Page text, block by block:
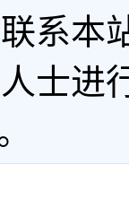
系本
士进